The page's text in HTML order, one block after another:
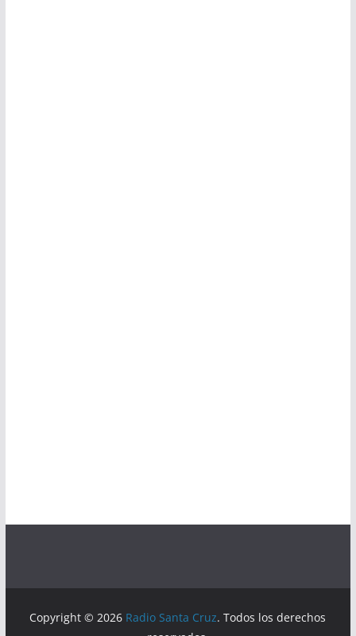
Copyright © 2026 Radio Santa Cruz. Todos los derechos